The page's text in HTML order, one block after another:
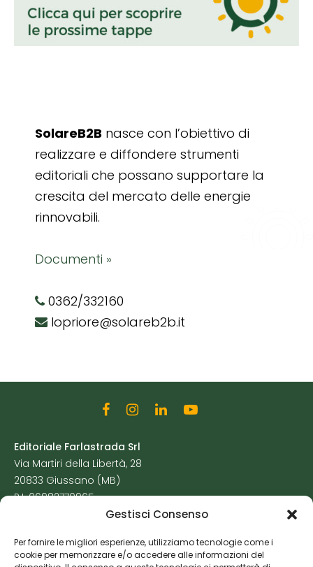
Gestisci Consenso
Per fornire le migliori esperienze, utilizziamo tecnologie come i
cookie per memorizzare e/o accedere alle informazioni del
SolareB2B nasce con l’obiettivo di
realizzare e diffondere strumenti
editoriali che possano supportare la
crescita del mercato delle energie
rinnovabili.
Documenti »
0362/332160
lopriore@solareb2b.it
Editoriale Farlastrada Srl
Via Martiri della Libertà, 28
20833 Giussano (MB)
P.I. 06982770965
Cookie Policy
Risorse Aggiuntive